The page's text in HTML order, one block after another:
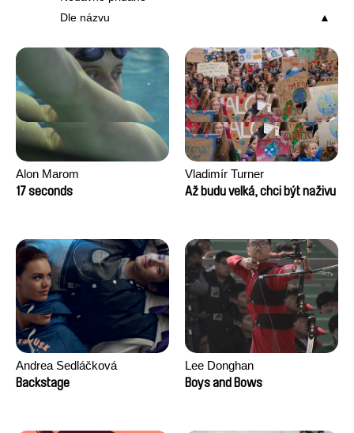
Dle názvu
Alon Marom
17 seconds
Vladimír Turner
Až budu velká, chci být naživu
Andrea Sedláčková
Backstage
Lee Donghan
Boys and Bows